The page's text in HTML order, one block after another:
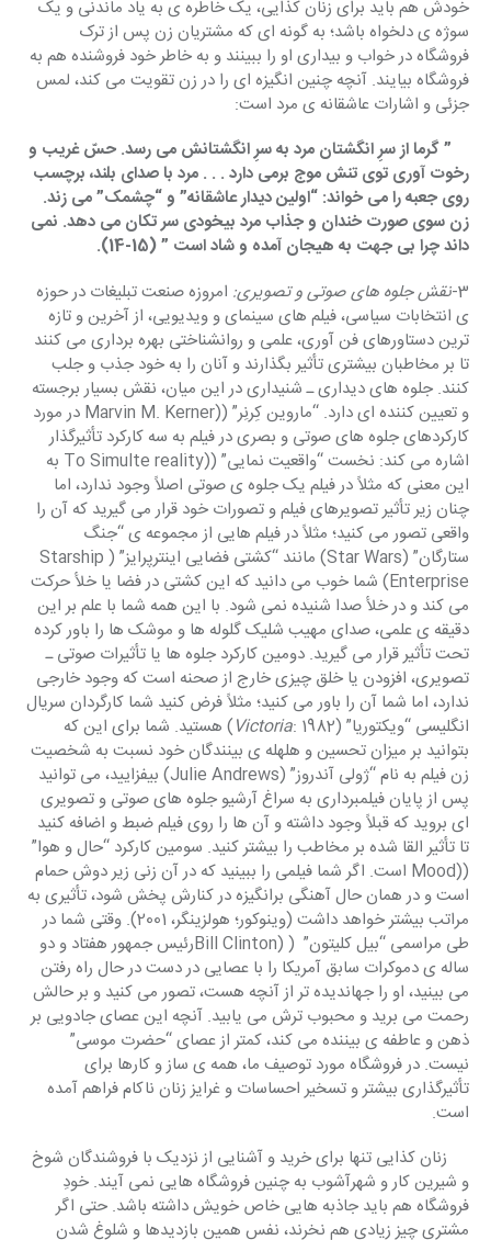
خودش هم باید برای زنان کذایی، یک خاطره ی به یاد ماندنی و یک
سوژه ی دلخواه باشد؛ به گونه ای که مشتریان زن پس از ترک
فروشگاه در خواب و بیداری او را ببینند و به خاطر خود فروشنده هم به
فروشگاه بیایند. آنچه چنین انگیزه ای را در زن تقویت می کند، لمس
جزئی و اشارات عاشقانه ی مرد است:
” گرما از سرِ انگشتان مرد به سرِ انگشتانش می رسد. حسّ غریب و
رخوت آوری توی تنش موج برمی دارد . . . مرد با صدای بلند، برچسب
روی جعبه را می خواند: “اولین دیدار عاشقانه” و “چشمک” می زند.
زن سوی صورت خندان و جذاب مرد بیخودی سر تکان می دهد. نمی
داند چرا بی جهت به هیجان آمده و شاد است ” (15-14).
3- نقش جلوه های صوتی و تصویری: امروزه صنعت تبلیغات در حوزه
ی انتخابات سیاسی، فیلم های سینمای و ویدیویی، از آخرین و تازه
ترین دستاورهای فن آوری، علمی و روانشناختی بهره برداری می کنند
تا بر مخاطبان بیشتری تأثیر بگذارند و آنان را به خود جذب و جلب
کنند. جلوه های دیداری ـ شنیداری در این میان، نقش بسیار برجسته
و تعیین کننده ای دارد. “ماروین کِرنِر” ((Marvin M. Kerner در مورد
کارکردهای جلوه های صوتی و بصری در فیلم به سه کارکرد تأثیرگذار
اشاره می کند: نخست “واقعیت نمایی” ((To Simulte reality به
این معنی که مثلاً در فیلم یک جلوه ی صوتی اصلاً وجود ندارد، اما
چنان زیر تأثیر تصویرهای فیلم و تصورات خود قرار می گیرید که آن را
واقعی تصور می کنید؛ مثلاً در فیلم هایی از مجموعه ی “جنگ
ستارگان” (Star Wars) مانند “کشتی فضایی اینترپرایز” (Starship
Enterprise) شما خوب می دانید که این کشتی در فضا یا خلأ حرکت
می کند و در خلأ صدا شنیده نمی شود. با این همه شما با علم بر این
دقیقه ی علمی، صدای مهیب شلیک گلوله ها و موشک ها را باور کرده
تحت تأثیر قرار می گیرید. دومین کارکرد جلوه ها یا تأثیرات صوتی ـ
تصویری، افزودن یا خلق چیزی خارج از صحنه است که وجود خارجی
ندارد، اما شما آن را باور می کنید؛ مثلاً فرض کنید شما کارگردان سریال
انگلیسی “ویکتوریا” (
Victoria: 1982) هستید. شما برای این که
بتوانید بر میزان تحسین و هلهله ی بینندگان خود نسبت به شخصیت
زن فیلم به نام “ژولی آندروز” (Julie Andrews) بیفزایید، می توانید
پس از پایان فیلمبرداری به سراغ آرشیو جلوه های صوتی و تصویری
ای بروید که قبلاً وجود داشته و آن ها را روی فیلم ضبط و اضافه کنید
تا تأثیر القا شده بر مخاطب را بیشتر کنید. سومین کارکرد “حال و هوا”
((Mood است. اگر شما فیلمی را ببینید که در آن زنی زیر دوش حمام
است و در همان حال آهنگی برانگیزه در کنارش پخش شود، تأثیری به
مراتب بیشتر خواهد داشت (وینوکور؛ هولزینگر، 2001). وقتی شما در
طی مراسمی “بیل کلیتون”  ( (Bill Clintonرئیس جمهور هفتاد و دو
ساله ی دموکرات سابق آمریکا را با عصایی در دست در حال راه رفتن
می بینید، او را جهاندیده تر از آنچه هست، تصور می کنید و بر حالش
رحمت می برید و محبوب ترش می یابید. آنچه این عصای جادویی بر
ذهن و عاطفه ی بیننده می کند، کمتر از عصای “حضرت موسی”
نیست. در فروشگاه مورد توصیف ما، همه ی ساز و کارها برای
تأثیرگذاری بیشتر و تسخیر احساسات و غرایز زنان ناکام فراهم آمده
است.
زنان کذایی تنها برای خرید و آشنایی از نزدیک با فروشندگان شوخ
و شیرین کار و شهرآشوب به چنین فروشگاه هایی نمی آیند. خودِ
فروشگاه هم باید جاذبه هایی خاص خویش داشته باشد. حتی اگر
مشتری چیز زیادی هم نخرند، نفس همین بازدیدها و شلوغ شدن